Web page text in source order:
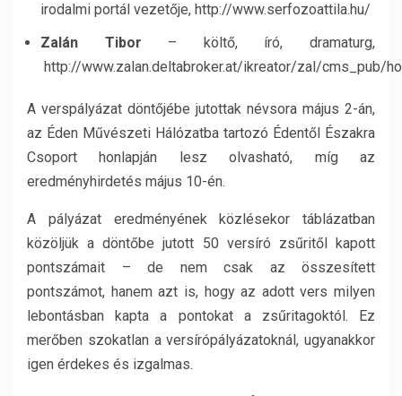
irodalmi portál vezetője, http://www.serfozoattila.hu/
Zalán Tibor – költő, író, dramaturg,
http://www.zalan.deltabroker.at/ikreator/zal/cms_pub/
A verspályázat döntőjébe jutottak névsora május 2-án,
az Éden Művészeti Hálózatba tartozó Édentől Északra
Csoport honlapján lesz olvasható, míg az
eredményhirdetés május 10-én.
A pályázat eredményének közlésekor táblázatban
közöljük a döntőbe jutott 50 versíró zsűritől kapott
pontszámait – de nem csak az összesített
pontszámot, hanem azt is, hogy az adott vers milyen
lebontásban kapta a pontokat a zsűritagoktól. Ez
merőben szokatlan a versírópályázatoknál, ugyanakkor
igen érdekes és izgalmas.